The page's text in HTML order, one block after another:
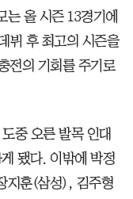
는 올 시즌 13경기에
뷔 후 최고의 시즌을
전의 기회를 주기로
중 오른 발목 인대
됐다. 이밖에 박정
지훈(삼성), 김주형